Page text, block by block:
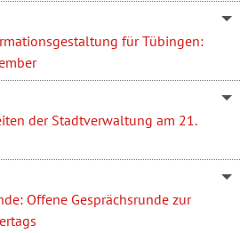
für Tübingen:
der Stadtverwaltung am 21.
Offene Gesprächsrunde zur